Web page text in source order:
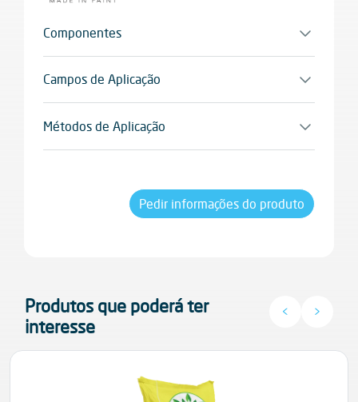
Componentes
Monocomponente
Campos de Aplicação
Paredes exteriores, sistemas de isolamento
térmico (ETICS/capoto), como adesivo para
placas de poliestireno
Métodos de Aplicação
Espátula e liçosa
Pedir informações do produto
Produtos que poderá ter
interesse
< >